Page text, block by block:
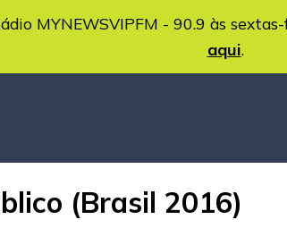
MYNEWSVIPFM - 90.9 às
aqui.
(Brasil 2016)